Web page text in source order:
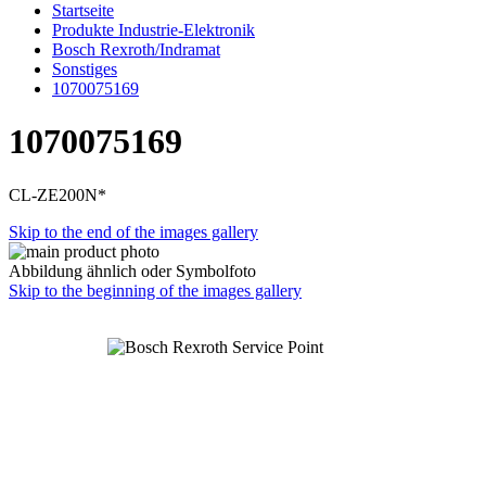
Startseite
Produkte Industrie-Elektronik
Bosch Rexroth/Indramat
Sonstiges
1070075169
1070075169
CL-ZE200N*
Skip to the end of the images gallery
Abbildung ähnlich oder Symbolfoto
Skip to the beginning of the images gallery